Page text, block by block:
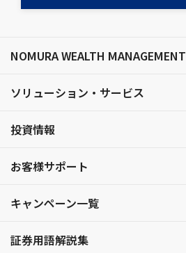
NOMURA WEALTH MANAGEMENT
ソリューション・サービス
投資情報
お客様サポート
キャンペーン一覧
証券用語解説集